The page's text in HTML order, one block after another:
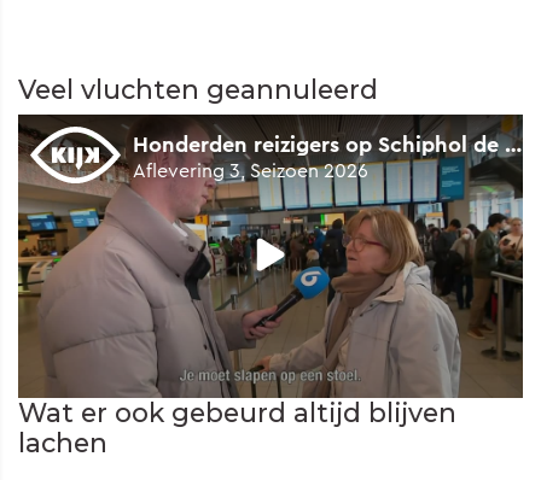
Veel vluchten geannuleerd
Wat er ook gebeurd altijd blijven
lachen